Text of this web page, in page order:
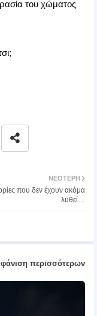
του χώματος
ΝΕΌΤΕΡΗ
που δεν έχουν ακόμα
λυθεί…
περισσότερων